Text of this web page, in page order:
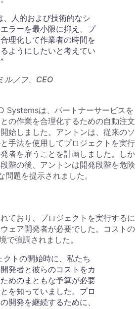
、人的および技術的なシ
ラーを最小限に抑え、プ
理化して作業者の時間を
ようにしたいと考えてい
ルノフ、CEO
Systemsは、パートナーサービスを
の作業を合理化するための自動注文
始しました。アントンは、従来のソ
手法を使用してプロジェクトを実行
者を雇うことを計画しました。しか
階の後、アントンは開発段階を危険
題を提示されました。
ており、プロジェクトを実行するに
ェア開発者が必要でした。コストの
で強調されました。
クトの開始時に、私たち
発者と彼らのコストをカ
めのまともな予算が必要
を知っていました。プロ
開発を継続するために、